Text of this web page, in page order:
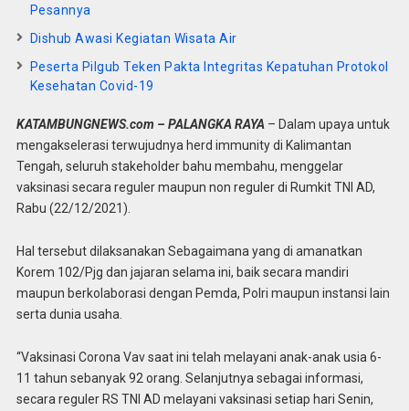
Pesannya
Dishub Awasi Kegiatan Wisata Air
Peserta Pilgub Teken Pakta Integritas Kepatuhan Protokol
Kesehatan Covid-19
KATAMBUNGNEWS.com – PALANGKA RAYA – Dalam upaya untuk
mengakselerasi terwujudnya herd immunity di Kalimantan
Tengah, seluruh stakeholder bahu membahu, menggelar
vaksinasi secara reguler maupun non reguler di Rumkit TNI AD,
Rabu (22/12/2021).
Hal tersebut dilaksanakan Sebagaimana yang di amanatkan
Korem 102/Pjg dan jajaran selama ini, baik secara mandiri
maupun berkolaborasi dengan Pemda, Polri maupun instansi lain
serta dunia usaha.
“Vaksinasi Corona Vav saat ini telah melayani anak-anak usia 6-
11 tahun sebanyak 92 orang. Selanjutnya sebagai informasi,
secara reguler RS TNI AD melayani vaksinasi setiap hari Senin,